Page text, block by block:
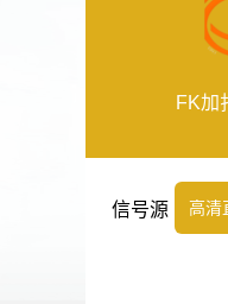
FK加
信号源 高清